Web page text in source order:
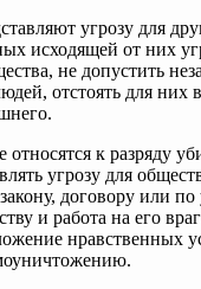
угрозу для
исходящей от них
не допустить
отстоять для них
к разряду
угрозу для
договору или
и работа на его
нравственных